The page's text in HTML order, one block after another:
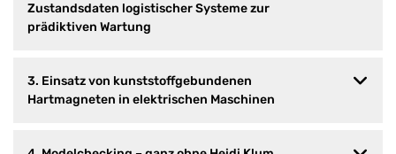
Zustandsdaten logistischer Systeme zur
prädiktiven Wartung
3. Einsatz von kunststoffgebundenen
Hartmagneten in elektrischen Maschinen